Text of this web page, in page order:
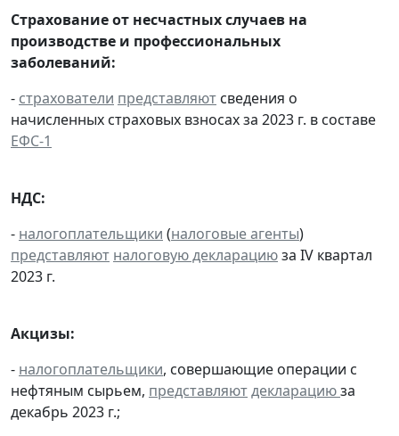
Страхование от несчастных случаев на
производстве и профессиональных
заболеваний:
- страхователи представляют сведения о
начисленных страховых взносах за 2023 г. в составе
ЕФС-1
НДС:
- налогоплательщики (налоговые агенты)
представляют налоговую декларациюза IV квартал
2023 г.
Акцизы:
- налогоплательщики, совершающие операции с
нефтяным сырьем, представляютдекларациюза
декабрь 2023 г.;